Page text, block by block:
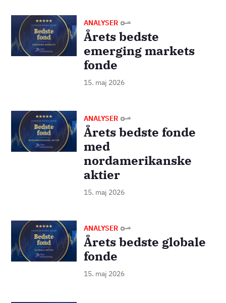
Billede ANALYSER
Årets bedste
emerging markets
fonde
15. maj 2026
Billede ANALYSER
Årets bedste fonde
med
nordamerikanske
aktier
15. maj 2026
Billede ANALYSER
Årets bedste globale
fonde
15. maj 2026